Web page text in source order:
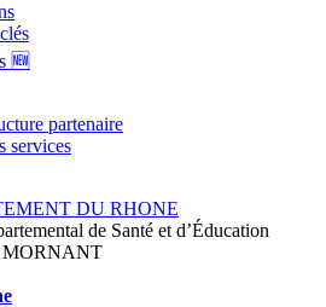
🆕
partenaire
services
DU RHONE
de Santé et d’Éducation
MORNANT